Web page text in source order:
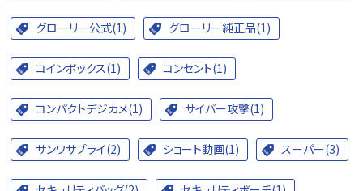
グローリー公式(1) グローリー純正品(1)
コインボックス(1) コンセント(1)
コンパクトデジカメ(1) サイバー攻撃(1)
サンワサプライ(2) ショート動画(1) スーパー(3)